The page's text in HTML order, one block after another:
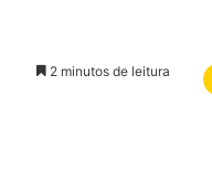
2 minutos de leitura